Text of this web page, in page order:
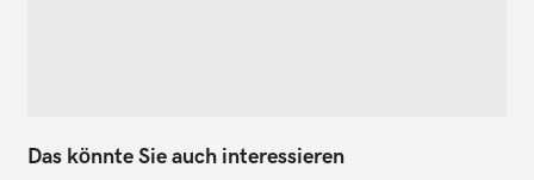
Das könnte Sie auch interessieren